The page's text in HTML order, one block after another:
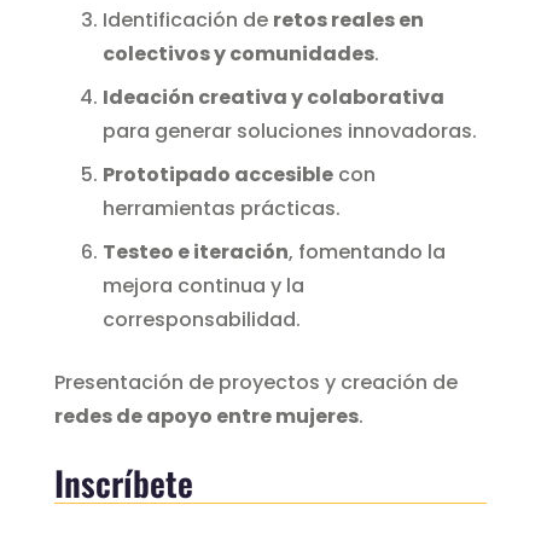
Identificación de retos reales en
colectivos y comunidades.
Ideación creativa y colaborativa
para generar soluciones innovadoras.
Prototipado accesiblecon
herramientas prácticas.
Testeo e iteración, fomentando la
mejora continua y la
corresponsabilidad.
Presentación de proyectos y creación de
redes de apoyo entre mujeres.
Inscríbete